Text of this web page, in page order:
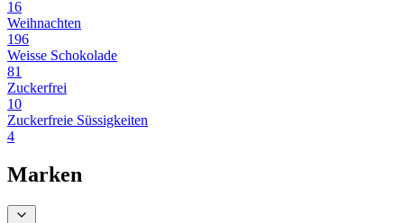
16
Weihnachten
196
Weisse Schokolade
81
Zuckerfrei
10
Zuckerfreie Süssigkeiten
4
Marken